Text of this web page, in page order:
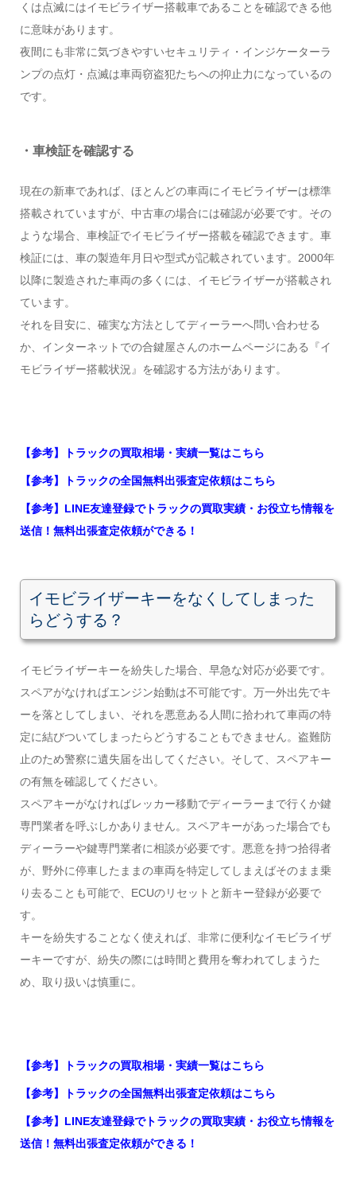
くは点滅にはイモビライザー搭載車であることを確認できる他
に意味があります。
夜間にも非常に気づきやすいセキュリティ・インジケーターラ
ンプの点灯・点滅は車両窃盗犯たちへの抑止力になっているの
です。
・車検証を確認する
現在の新車であれば、ほとんどの車両にイモビライザーは標準
搭載されていますが、中古車の場合には確認が必要です。その
ような場合、車検証でイモビライザー搭載を確認できます。車
検証には、車の製造年月日や型式が記載されています。2000年
以降に製造された車両の多くには、イモビライザーが搭載され
ています。
それを目安に、確実な方法としてディーラーへ問い合わせる
か、インターネットでの合鍵屋さんのホームページにある『イ
モビライザー搭載状況』を確認する方法があります。
【参考】トラックの買取相場・実績一覧はこちら
【参考】トラックの全国無料出張査定依頼はこちら
【参考】LINE友達登録でトラックの買取実績・お役立ち情報を
送信！無料出張査定依頼ができる！
イモビライザーキーをなくしてしまった
らどうする？
イモビライザーキーを紛失した場合、早急な対応が必要です。
スペアがなければエンジン始動は不可能です。万一外出先でキ
ーを落としてしまい、それを悪意ある人間に拾われて車両の特
定に結びついてしまったらどうすることもできません。盗難防
止のため警察に遺失届を出してください。そして、スペアキー
の有無を確認してください。
スペアキーがなければレッカー移動でディーラーまで行くか鍵
専門業者を呼ぶしかありません。スペアキーがあった場合でも
ディーラーや鍵専門業者に相談が必要です。悪意を持つ拾得者
が、野外に停車したままの車両を特定してしまえばそのまま乗
り去ることも可能で、ECUのリセットと新キー登録が必要で
す。
キーを紛失することなく使えれば、非常に便利なイモビライザ
ーキーですが、紛失の際には時間と費用を奪われてしまうた
め、取り扱いは慎重に。
【参考】トラックの買取相場・実績一覧はこちら
【参考】トラックの全国無料出張査定依頼はこちら
【参考】LINE友達登録でトラックの買取実績・お役立ち情報を
送信！無料出張査定依頼ができる！